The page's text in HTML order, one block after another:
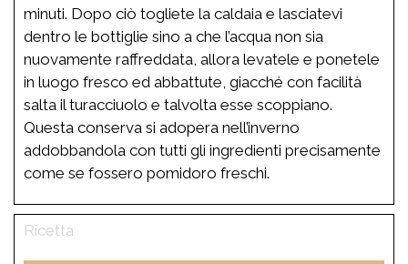
minuti. Dopo ciò togliete la caldaia e lasciatevi
dentro le bottiglie sino a che l’acqua non sia
nuovamente raffreddata, allora levatele e ponetele
in luogo fresco ed abbattute, giacché con facilità
salta il turacciuolo e talvolta esse scoppiano.
Questa conserva si adopera nell’inverno
addobbandola con tutti gli ingredienti precisamente
come se fossero pomidoro freschi.